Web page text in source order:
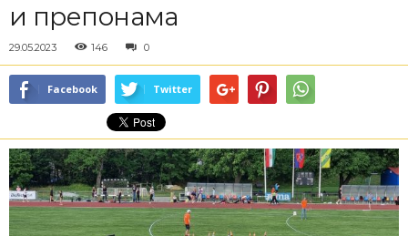
и препонама
29.05.2023 146 0
Facebook Twitter